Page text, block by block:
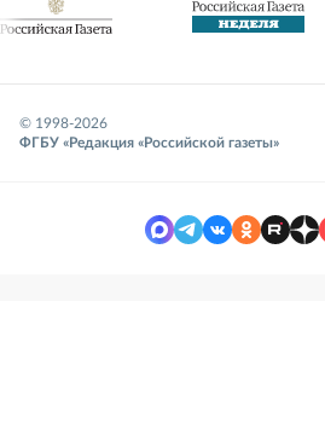
© 1998-2026
ФГБУ «Редакция «Российской газеты»